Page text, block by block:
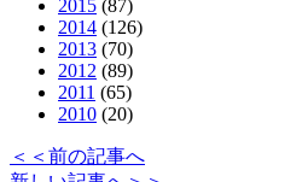
2015 (87)
2014 (126)
2013 (70)
2012 (89)
2011 (65)
2010 (20)
＜＜前の記事へ